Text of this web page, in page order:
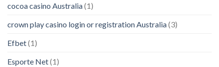
cocoa casino Australia(1)
crown play casino login or registration Australia(3)
Efbet(1)
Esporte Net(1)